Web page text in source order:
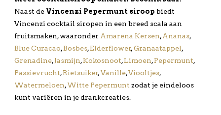
Naast de Vincenzi Pepermunt siroop biedt
Vincenzi cocktail siropen in een breed scala aan
fruitsmaken, waaronder Amarena Kersen, Ananas,
Blue Curacao,Bosbes,Elderflower,Granaatappel,
Grenadine,Jasmijn,Kokosnoot,Limoen,Pepermunt,
Passievrucht,Rietsuiker,Vanille,Viooltjes,
Watermeloen,Witte Pepermunt zodat je eindeloos
kunt variëren in je drankcreaties.